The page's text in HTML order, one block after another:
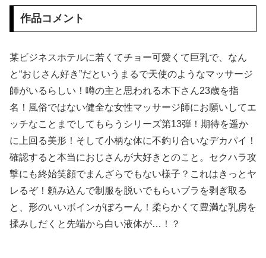
【画像】 女子高生「え待って、パパが隣りの車両いる。。。」
【悲報】 味噌ラーメンで行列、出来ない
【画像】 女さん、アソコにとんでもない物を入れて病院に担ぎ込まれる
【画像】 書道甲子園とかいうお○ぱい見放題の大会ｗｗｗｗｗｗｗ
【悲報】 渡邊渚さん「キスしろよ」のヤジでPTSD発症時の状態に逆戻り
身長146cmでふさふさ陰毛の地味っ娘 佐々倉ひより、大舌ﾚ交解禁で顔も腟内も精●で汚されまくるｗｗ
作品コメント
某ビジネスホテルに若くてチョー可愛くて巨乳で、なん
と“おじさん好き”だというまるで天使のようなマッサージ
師がいるらしい！噂の主と思われる木下さん23歳を指
名！風俗ではない健全な女性マッサージ師にお願いしてエ
ッチなことまでしてもらうシリーズ第13弾！期待を遥か
に上回る美形！そして小柄な体に不釣り合いなデカパイ！
確認すると本当におじさんが大好きとのこと。セクハラ攻
撃にも終始笑顔でまんざらでもない様子？これはきっとヤ
レるぞ！頼み込んで制服を脱いでもらいブラを剥ぎ取る
と、形のいいボインがぼろーん！柔らかくて豊満な乳房を
揉みしだくと先端から白い液体が…！？